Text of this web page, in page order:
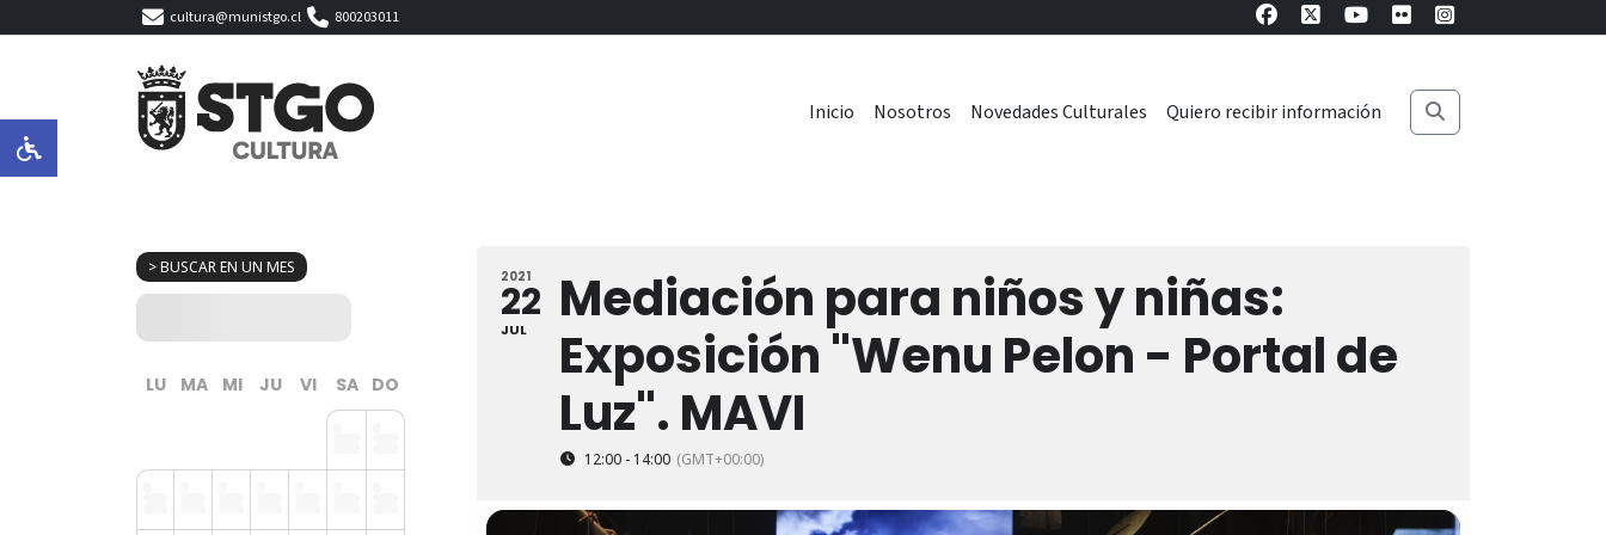
cultura@munistgo.cl 800203011
Inicio Nosotros Novedades Culturales Quiero recibir información
> BUSCAR EN UN MES
LU MA MI JU VI SA DO
2021
22
JUL
Mediación para niños y niñas:
Exposición "Wenu Pelon - Portal de
Luz". MAVI
12:00 - 14:00 (GMT+00:00)